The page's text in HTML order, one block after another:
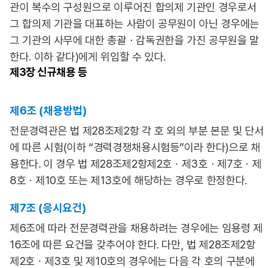
관이 복수의 구성원으로 이루어진 합의제 기관인 경우로서
그 합의제 기관을 대표하는 사람이 공무원이 아닌 경우에는
그 기관의 사무에 대한 총괄ㆍ감독권한을 가진 공무원을 말
한다. 이하 같다)에게 위임할 수 있다.
제3장신규채용 등
제6조 (채용방법)
전문경력관은 법 제28조제2항 각 호 외의 부분 본문 및 단서
에 따른 시험(이하 “경력경쟁채용시험등”이라 한다)으로 채
용한다. 이 경우 법 제28조제2항제2호ㆍ제3호ㆍ제7호ㆍ제
8호ㆍ제10호 또는 제13호에 해당하는 경우로 한정한다.
제7조 (응시요건)
제6조에 따라 전문경력관을 채용하려는 경우에는 임용령 제
16조에 따른 요건을 갖추어야 한다. 다만, 법 제28조제2항
제2호ㆍ제3호 및 제10호의 경우에는 다음 각 호의 구분에